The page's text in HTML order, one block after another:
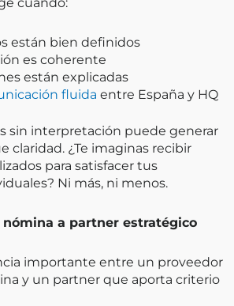
cuando:
están bien definidos
es coherente
están explicadas
fluida entre España y HQ
sin interpretación puede generar
claridad. ¿Te imaginas recibir
para satisfacer tus
Ni más, ni menos.
nómina a partner estratégico
importante entre un proveedor
y un partner que aporta criterio